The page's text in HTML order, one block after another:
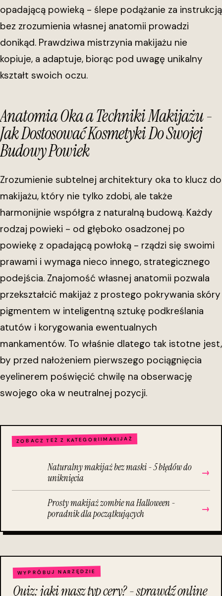
opadającą powieką - ślepe podążanie za instrukcją
bez zrozumienia własnej anatomii prowadzi
donikąd. Prawdziwa mistrzynia makijażu nie
kopiuje, a adaptuje, biorąc pod uwagę unikalny
kształt swoich oczu.
Anatomia Oka a Techniki Makijażu -
Jak Dostosować Kosmetyki Do Swojej
Budowy Powiek
Zrozumienie subtelnej architektury oka to klucz do
makijażu, który nie tylko zdobi, ale także
harmonijnie współgra z naturalną budową. Każdy
rodzaj powieki - od głęboko osadzonej po
powiekę z opadającą powłoką - rządzi się swoimi
prawami i wymaga nieco innego, strategicznego
podejścia. Znajomość własnej anatomii pozwala
przekształcić makijaż z prostego pokrywania skóry
pigmentem w inteligentną sztukę podkreślania
atutów i korygowania ewentualnych
mankamentów. To właśnie dlatego tak istotne jest,
by przed nałożeniem pierwszego pociągnięcia
eyelinerem poświęcić chwilę na obserwację
swojego oka w neutralnej pozycji.
ZOBACZ TEŻ Z KATEGORIIMAKIJAŻ
Naturalny makijaż bez maski - 5 błędów do
uniknięcia
→
Prosty makijaż zombie na Halloween -
poradnik dla początkujących
→
WYPRÓBUJ NARZĘDZIE
Quiz: jaki masz typ cery? - sprawdź online